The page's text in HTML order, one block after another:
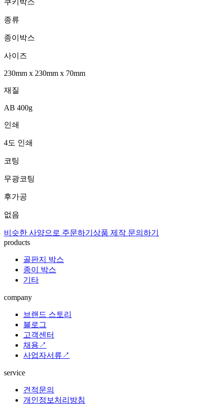
종류
종이박스
사이즈
230mm x 230mm x 70mm
재질
AB 400g
인쇄
4도 인쇄
코팅
무광코팅
후가공
없음
비슷한 사양으로 주문하기 상품 제작 문의하기
products
골판지 박스
종이 박스
기타
company
브랜드 스토리
블로그
고객센터
채용↗
사업자서류↗
service
견적문의
개인정보처리방침